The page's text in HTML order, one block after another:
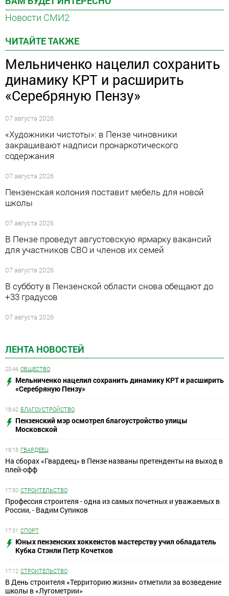
ЛЕНТА НОВОСТЕЙ
20:46 ОБЩЕСТВО
Мельниченко нацелил сохранить динамику КРТ и расширить
«Серебряную Пензу»
18:42 БЛАГОУСТРОЙСТВО
Пензенский мэр осмотрел благоустройство улицы
Московской
18:18 ГВАРДЕЕЦ
На сборах «Гвардеец» в Пензе названы претенденты на выход в
плей-офф
17:50 СТРОИТЕЛЬСТВО
Профессия строителя - одна из самых почетных и уважаемых в
России, - Вадим Супиков
17:31 СПОРТ
Юных пензенских хоккеистов мастерству учил обладатель
Кубка Стэнли Петр Кочетков
17:12 СТРОИТЕЛЬСТВО
В День строителя «Территорию жизни» отметили за возведение
школы в «Лугометрии»
Новости СМИ2
ЧИТАЙТЕ ТАКЖЕ
Мельниченко нацелил сохранить
динамику КРТ и расширить
«Серебряную Пензу»
07 августа 2026
«Художники чистоты»: в Пензе чиновники
закрашивают надписи пронаркотического
содержания
07 августа 2026
Пензенская колония поставит мебель для новой
школы
07 августа 2026
В Пензе проведут августовскую ярмарку вакансий
для участников СВО и членов их семей
07 августа 2026
В субботу в Пензенской области снова обещают до
+33 градусов
07 августа 2026